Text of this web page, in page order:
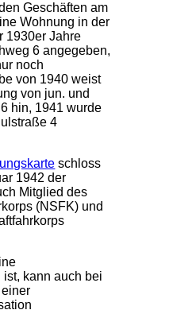
Geschäften am
Wohnung in der
1930er Jahre
6 angegeben,
noch
von 1940 weist
von jun. und
hin, 1941 wurde
4
schloss
1942 der
Mitglied des
(NSFK) und
ist, kann auch bei